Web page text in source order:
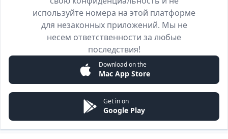
используйте номера на этой платформе
для незаконных приложений. Мы не
несем ответственности за любые
последствия!
Download on the
Mac App Store
Get in on
Google Play